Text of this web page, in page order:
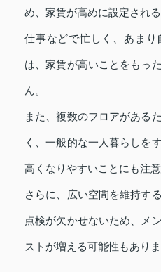
め、家賃が高めに設定され
仕事などで忙しく、あま
は、家賃が高いことをもっ
ん。
また、複数のフロアがある
く、一般的な一人暮らしを
高くなりやすいことにも注意
さらに、広い空間を維持す
点検が欠かせないため、メ
ストが増える可能性もありま